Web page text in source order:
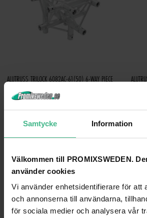
Samtycke Information
Välkommen till PROMIXSWEDEN.
använder cookies
Vi använder enhetsidentifierare för att
och annonserna till användarna,
för sociala medier och analysera vår
ALUTRUSS TRILOCK 6082AC-61(50) 6-WAY PIECE
8 965 kr